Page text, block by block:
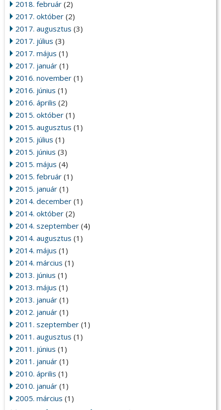
2018. február (2)
2017. október (2)
2017. augusztus (3)
2017. július (3)
2017. május (1)
2017. január (1)
2016. november (1)
2016. június (1)
2016. április (2)
2015. október (1)
2015. augusztus (1)
2015. július (1)
2015. június (3)
2015. május (4)
2015. február (1)
2015. január (1)
2014. december (1)
2014. október (2)
2014. szeptember (4)
2014. augusztus (1)
2014. május (1)
2014. március (1)
2013. június (1)
2013. május (1)
2013. január (1)
2012. január (1)
2011. szeptember (1)
2011. augusztus (1)
2011. június (1)
2011. január (1)
2010. április (1)
2010. január (1)
2005. március (1)